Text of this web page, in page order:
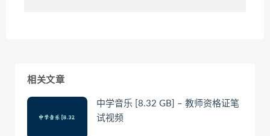
相关文章
中学音乐 [8.32 GB] – 教师资格证笔
试视频